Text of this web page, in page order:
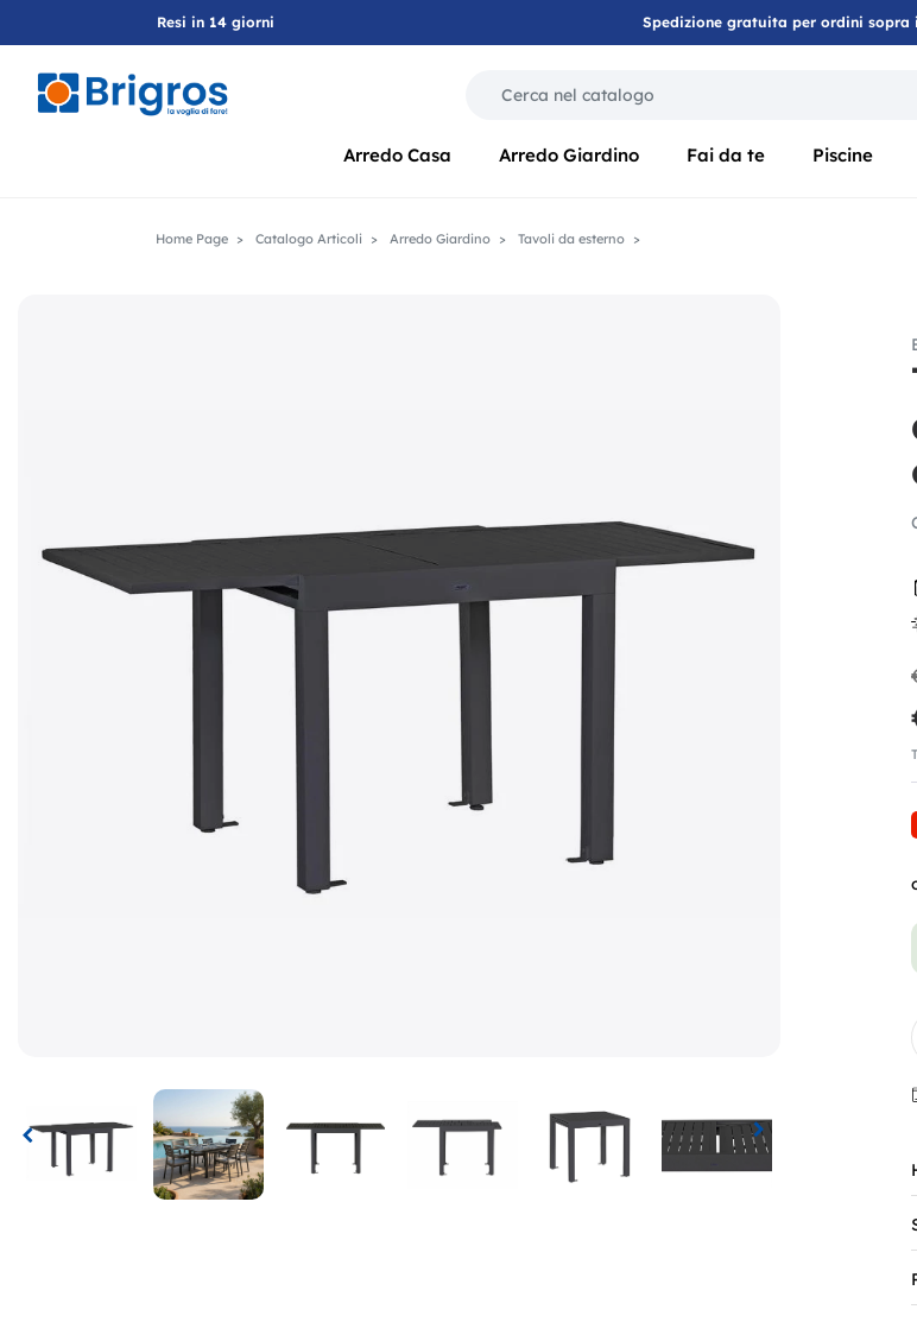
Resi in 14 giorni Spedizione gratuita per ordini sopra
Arredo Casa Arredo Giardino Fai da te Piscine
Home Page Catalogo Articoli Arredo Giardino Tavoli da esterno